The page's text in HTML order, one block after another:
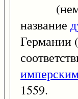
название
Германии
1559.